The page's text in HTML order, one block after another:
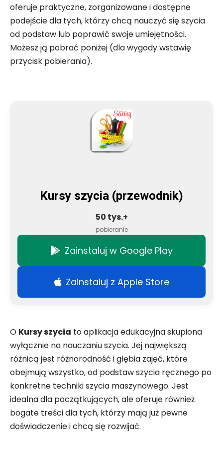
oferuje praktyczne, zorganizowane i dostępne
podejście dla tych, którzy chcą nauczyć się szycia
od podstaw lub poprawić swoje umiejętności.
Możesz ją pobrać poniżej (dla wygody wstawię
przycisk pobierania).
Kursy szycia (przewodnik)
50 tys.+
pobieranie
Zainstaluj w Google Play
Zainstaluj z Apple Store
O Kursy szycia to aplikacja edukacyjna skupiona
wyłącznie na nauczaniu szycia. Jej największą
różnicą jest różnorodność i głębia zajęć, które
obejmują wszystko, od podstaw szycia ręcznego po
konkretne techniki szycia maszynowego. Jest
idealna dla początkujących, ale oferuje również
bogate treści dla tych, którzy mają już pewne
doświadczenie i chcą się rozwijać.